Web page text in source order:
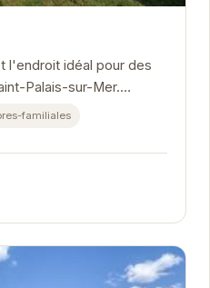
l'endroit idéal pour des
Palais-sur-Mer.
commerces, cette
familiales